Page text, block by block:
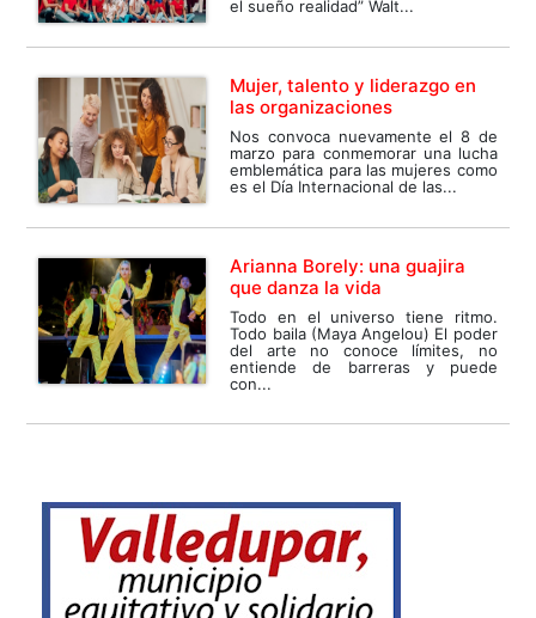
el sueño realidad” Walt...
Mujer, talento y liderazgo en
las organizaciones
Nos convoca nuevamente el 8 de
marzo para conmemorar una lucha
emblemática para las mujeres como
es el Día Internacional de las...
Arianna Borely: una guajira
que danza la vida
Todo en el universo tiene ritmo.
Todo baila (Maya Angelou) El poder
del arte no conoce límites, no
entiende de barreras y puede
con...